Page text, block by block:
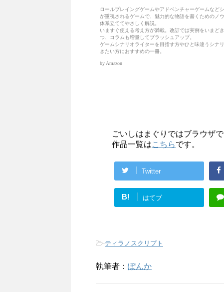
ごいしはまぐりではブラウザ
作品一覧はこちらです。
Twitter
B! はてブ
-ティラノスクリプト
執筆者： ぽんか